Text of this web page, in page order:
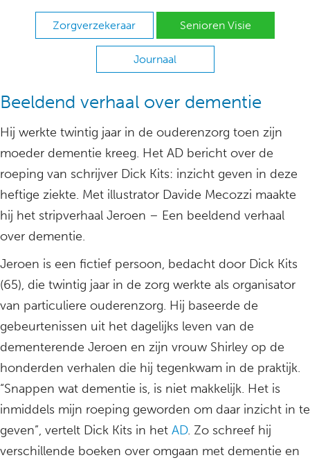
Zorgverzekeraar Senioren Visie
Journaal
Beeldend verhaal over dementie
Hij werkte twintig jaar in de ouderenzorg toen zijn
moeder dementie kreeg. Het AD bericht over de
roeping van schrijver Dick Kits: inzicht geven in deze
heftige ziekte. Met illustrator Davide Mecozzi maakte
hij het stripverhaal Jeroen – Een beeldend verhaal
over dementie.
Jeroen is een fictief persoon, bedacht door Dick Kits
(65), die twintig jaar in de zorg werkte als organisator
van particuliere ouderenzorg. Hij baseerde de
gebeurtenissen uit het dagelijks leven van de
dementerende Jeroen en zijn vrouw Shirley op de
honderden verhalen die hij tegenkwam in de praktijk.
“Snappen wat dementie is, is niet makkelijk. Het is
inmiddels mijn roeping geworden om daar inzicht in te
geven”, vertelt Dick Kits in het AD. Zo schreef hij
verschillende boeken over omgaan met dementie en